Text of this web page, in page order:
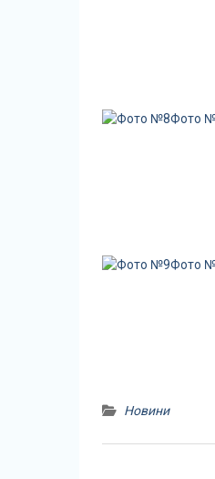
Фото
Фото
Новини